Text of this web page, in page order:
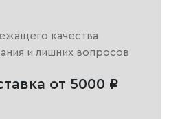
качества
и лишних вопросов
от 5000 ₽